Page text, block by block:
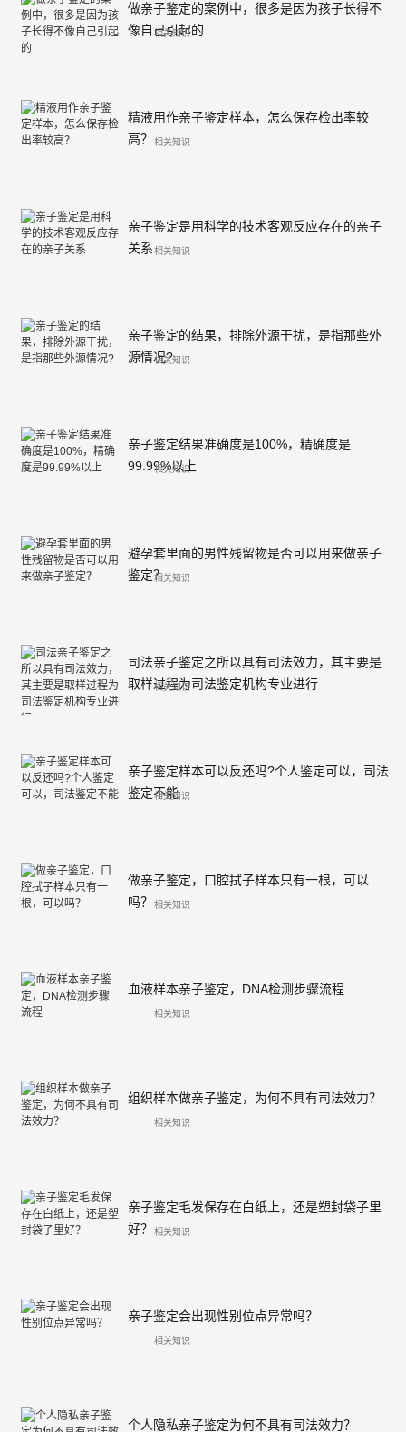
做亲子鉴定的案例中，很多是因为孩子长得不
像自己引起的
相关知识
精液用作亲子鉴定样本，怎么保存检出率较
高？
相关知识
亲子鉴定是用科学的技术客观反应存在的亲子
关系 相关知识
亲子鉴定的结果，排除外源干扰，是指那些外
源情况?相关知识
亲子鉴定结果准确度是100%，精确度是
99.99%以上
相关知识
避孕套里面的男性残留物是否可以用来做亲子
鉴定？相关知识
司法亲子鉴定之所以具有司法效力，其主要是
取样过程为司法鉴定机构专业进行
相关知识
亲子鉴定样本可以反还吗?个人鉴定可以，司法
鉴定不能
相关知识
做亲子鉴定，口腔拭子样本只有一根，可以
吗？
相关知识
血液样本亲子鉴定，DNA检测步骤流程
相关知识
组织样本做亲子鉴定，为何不具有司法效力？
相关知识
亲子鉴定毛发保存在白纸上，还是塑封袋子里
好？
相关知识
亲子鉴定会出现性别位点异常吗？
相关知识
个人隐私亲子鉴定为何不具有司法效力？